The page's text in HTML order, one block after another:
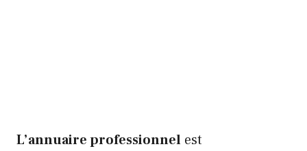
L’annuaire professionnel est